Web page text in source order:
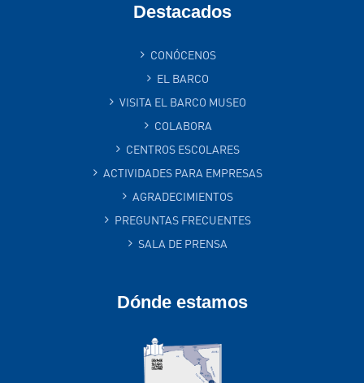
Destacados
CONÓCENOS
EL BARCO
VISITA EL BARCO MUSEO
COLABORA
CENTROS ESCOLARES
ACTIVIDADES PARA EMPRESAS
AGRADECIMIENTOS
PREGUNTAS FRECUENTES
SALA DE PRENSA
Dónde estamos